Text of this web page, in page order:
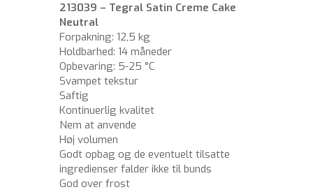
213039 – Tegral Satin Creme Cake
Neutral
Forpakning: 12,5 kg
Holdbarhed: 14 måneder
Opbevaring: 5-25 °C
Svampet tekstur
Saftig
Kontinuerlig kvalitet
Nem at anvende
Høj volumen
Godt opbag og de eventuelt tilsatte
ingredienser falder ikke til bunds
God over frost